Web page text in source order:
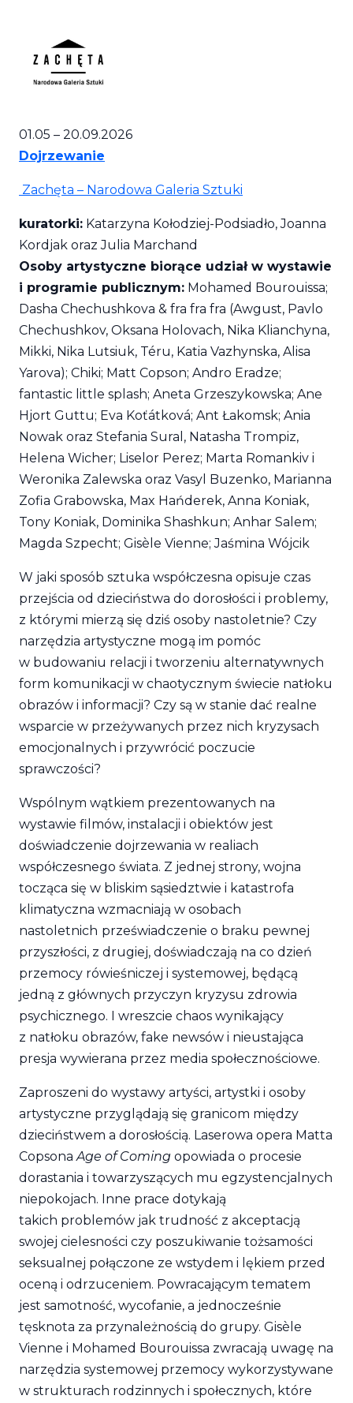
01.05 – 20.09.2026
Dojrzewanie
Zachęta – Narodowa Galeria Sztuki
kuratorki: Katarzyna Kołodziej-Podsiadło, Joanna
Kordjak oraz Julia Marchand
Osoby artystyczne biorące udział w wystawie
i programie publicznym: Mohamed Bourouissa;
Dasha Chechushkova & fra fra fra (Awgust, Pavlo
Chechushkov, Oksana Holovach, Nika Klianchyna,
Mikki, Nika Lutsiuk, Téru, Katia Vazhynska, Alisa
Yarova); Chiki; Matt Copson; Andro Eradze;
fantastic little splash; Aneta Grzeszykowska; Ane
Hjort Guttu; Eva Koťátková; Ant Łakomsk; Ania
Nowak oraz Stefania Sural, Natasha Trompiz,
Helena Wicher; Liselor Perez; Marta Romankiv i
Weronika Zalewska oraz Vasyl Buzenko, Marianna
Zofia Grabowska, Max Hańderek, Anna Koniak,
Tony Koniak, Dominika Shashkun; Anhar Salem;
Magda Szpecht; Gisèle Vienne; Jaśmina Wójcik
W jaki sposób sztuka współczesna opisuje czas
przejścia od dzieciństwa do dorosłości i problemy,
z którymi mierzą się dziś osoby nastoletnie? Czy
narzędzia artystyczne mogą im pomóc
w budowaniu relacji i tworzeniu alternatywnych
form komunikacji w chaotycznym świecie natłoku
obrazów i informacji? Czy są w stanie dać realne
wsparcie w przeżywanych przez nich kryzysach
emocjonalnych i przywrócić poczucie
sprawczości?
Wspólnym wątkiem prezentowanych na
wystawie filmów, instalacji i obiektów jest
doświadczenie dojrzewania w realiach
współczesnego świata. Z jednej strony, wojna
tocząca się w bliskim sąsiedztwie i katastrofa
klimatyczna wzmacniają w osobach
nastoletnich przeświadczenie o braku pewnej
przyszłości, z drugiej, doświadczają na co dzień
przemocy rówieśniczej i systemowej, będącą
jedną z głównych przyczyn kryzysu zdrowia
psychicznego. I wreszcie chaos wynikający
z natłoku obrazów, fake newsów i nieustająca
presja wywierana przez media społecznościowe.
Zaproszeni do wystawy artyści, artystki i osoby
artystyczne przyglądają się granicom między
dzieciństwem a dorosłością. Laserowa opera Matta
CopsonaAge of Coming opowiada o procesie
dorastania i towarzyszących mu egzystencjalnych
niepokojach. Inne prace dotykają
takich problemów jak trudność z akceptacją
swojej cielesności czy poszukiwanie tożsamości
seksualnej połączone ze wstydem i lękiem przed
oceną i odrzuceniem. Powracającym tematem
jest samotność, wycofanie, a jednocześnie
tęsknota za przynależnością do grupy. Gisèle
Vienne i Mohamed Bourouissa zwracają uwagę na
narzędzia systemowej przemocy wykorzystywane
w strukturach rodzinnych i społecznych, które